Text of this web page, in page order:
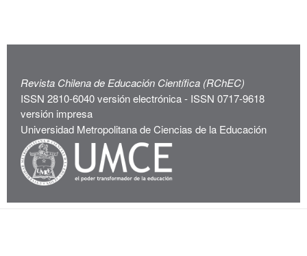
Revista Chilena de Educación Científica (RChEC)
ISSN 2810-6040 versión electrónica - ISSN 0717-9618
versión impresa
Universidad Metropolitana de Ciencias de la Educación